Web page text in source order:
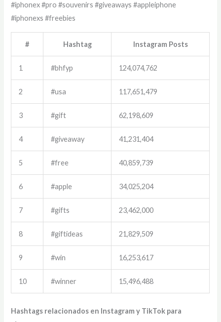
#iphonex #pro #souvenirs #giveaways #appleiphone
#iphonexs #freebies
# Hashtag Instagram Posts
1 #bhfyp 124,074,762
2 #usa 117,651,479
3 #gift 62,198,609
4 #giveaway 41,231,404
5 #free 40,859,739
6 #apple 34,025,204
7 #gifts 23,462,000
8 #giftideas 21,829,509
9 #win 16,253,617
10 #winner 15,496,488
Hashtags relacionados en Instagram y TikTok para